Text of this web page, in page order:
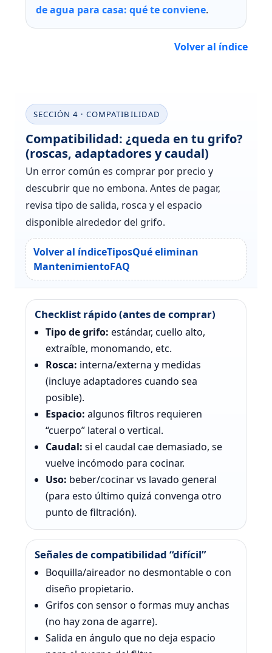
de agua para casa: qué te conviene.
Volver al índice
SECCIÓN 4 · COMPATIBILIDAD
Compatibilidad: ¿queda en tu grifo?
(roscas, adaptadores y caudal)
Un error común es comprar por precio y
descubrir que no embona. Antes de pagar,
revisa tipo de salida, rosca y el espacio
disponible alrededor del grifo.
Volver al índiceTiposQué eliminan
MantenimientoFAQ
Checklist rápido (antes de comprar)
Tipo de grifo: estándar, cuello alto,
extraíble, monomando, etc.
Rosca: interna/externa y medidas
(incluye adaptadores cuando sea
posible).
Espacio: algunos filtros requieren
“cuerpo” lateral o vertical.
Caudal: si el caudal cae demasiado, se
vuelve incómodo para cocinar.
Uso: beber/cocinar vs lavado general
(para esto último quizá convenga otro
punto de filtración).
Señales de compatibilidad “difícil”
Boquilla/aireador no desmontable o con
diseño propietario.
Grifos con sensor o formas muy anchas
(no hay zona de agarre).
Salida en ángulo que no deja espacio